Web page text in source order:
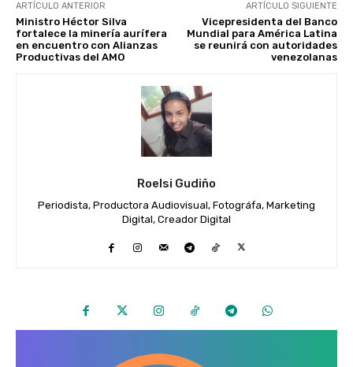
ARTÍCULO ANTERIOR
Ministro Héctor Silva
fortalece la minería aurífera
en encuentro con Alianzas
Productivas del AMO
ARTÍCULO SIGUIENTE
Vicepresidenta del Banco
Mundial para América Latina
se reunirá con autoridades
venezolanas
Roelsi Gudiño
Periodista, Productora Audiovisual, Fotográfa, Marketing
Digital, Creador Digital